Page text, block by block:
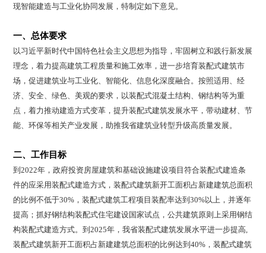
现智能建造与工业化协同发展，特制定如下意见。
一、总体要求
以习近平新时代中国特色社会主义思想为指导，牢固树立和践行新发展
理念，着力提高建筑工程质量和施工效率，进一步培育装配式建筑市
场，促进建筑业与工业化、智能化、信息化深度融合。按照适用、经
济、安全、绿色、美观的要求，以装配式混凝土结构、钢结构等为重
点，着力推动建造方式变革，提升装配式建筑发展水平，带动建材、节
能、环保等相关产业发展，助推我省建筑业转型升级高质量发展。
二、工作目标
到2022年，政府投资房屋建筑和基础设施建设项目符合装配式建造条
件的应采用装配式建造方式，装配式建筑新开工面积占新建建筑总面积
的比例不低于30%，装配式建筑工程项目装配率达到30%以上，并逐年
提高；抓好钢结构装配式住宅建设国家试点，公共建筑原则上采用钢结
构装配式建造方式。到2025年，我省装配式建筑发展水平进一步提高,
装配式建筑新开工面积占新建建筑总面积的比例达到40%，装配式建筑